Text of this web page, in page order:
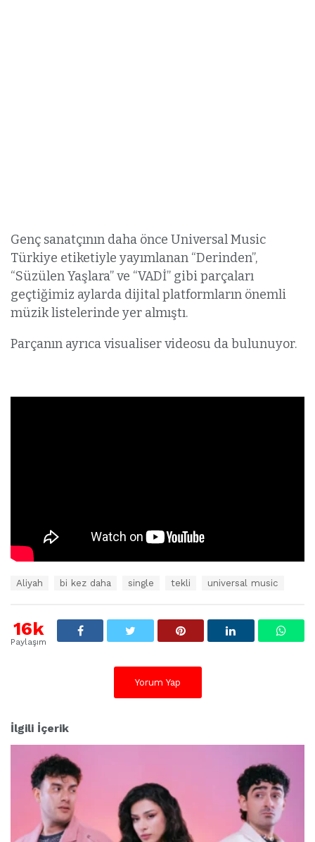
Genç sanatçının daha önce Universal Music
Türkiye etiketiyle yayımlanan “Derinden”,
“Süzülen Yaşlara” ve “VADİ” gibi parçaları
geçtiğimiz aylarda dijital platformların önemli
müzik listelerinde yer almıştı.
Parçanın ayrıca visualiser videosu da bulunuyor.
t
Aliyah bi kez daha single tekli universal music
16k
Paylaşım
Yorum Yap
İlgili İçerik